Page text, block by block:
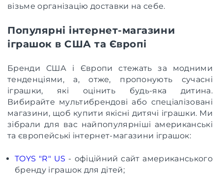
візьме організацію доставки на себе.
Популярні інтернет-магазини
іграшок в США та Європі
Бренди США і Європи стежать за модними
тенденціями, а, отже, пропонують сучасні
іграшки, які оцінить будь-яка дитина.
Вибирайте мультибрендові або спеціалізовані
магазини, щоб купити якісні дитячі іграшки. Ми
зібрали для вас найпопулярніші американські
та європейські інтернет-магазини іграшок:
TOYS "R" US - офіційний сайт американського
бренду іграшок для дітей;